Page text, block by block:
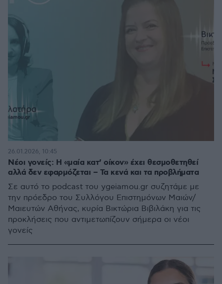
Νέοι γονείς: Η «μαία κατ’ οίκον» έχει θεσμοθετηθεί
αλλά δεν εφαρμόζεται – Τα κενά και τα προβλήματα
Σε αυτό το podcast του ygeiamou.gr συζητάμε με
την πρόεδρο του Συλλόγου Επιστημόνων Μαιών/
Μαιευτών Αθήνας, κυρία Βικτώρια Βιβιλάκη για τις
προκλήσεις που αντιμετωπίζουν σήμερα οι νέοι
γονείς
26.01.2026, 10:45